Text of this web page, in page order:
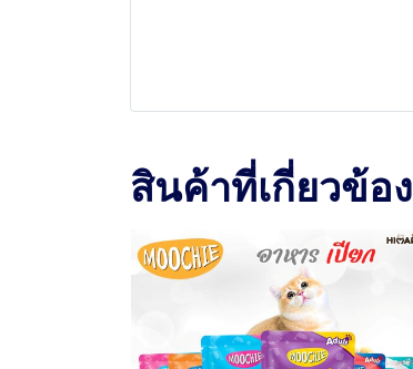
สินค้าที่เกี่ยวข้อง